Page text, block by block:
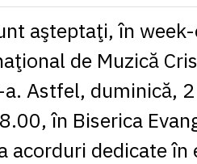
aşteptaţi, în
de Muzică
Astfel, duminică,
în Biserica
acorduri dedicate